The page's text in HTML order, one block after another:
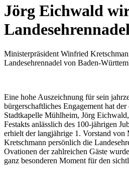
Jörg Eichwald
Ministerpräsident Winfried
Landesehrennadel von Baden-
Eine hohe Auszeichnung für sein
bürgerschaftliches Engagement hat der
Stadtkapelle Mühlheim, Jörg
Festakts anlässlich des 100-jährigen
erhielt der langjährige 1. Vorstand von
Kretschmann persönlich die
Ovationen der zahlreichen Gäste
ganz besonderen Moment für den